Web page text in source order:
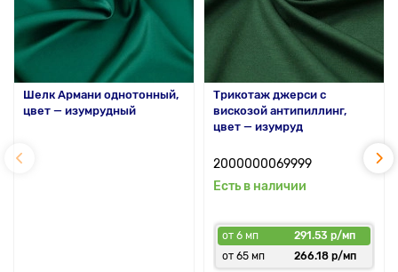
Шелк Армани однотонный,
цвет — изумрудный
Трикотаж джерси с
вискозой антипиллинг,
цвет — изумруд
2000000069999
Есть в наличии
от 6 мп
291.53 р/мп
от 65 мп
266.18 р/мп